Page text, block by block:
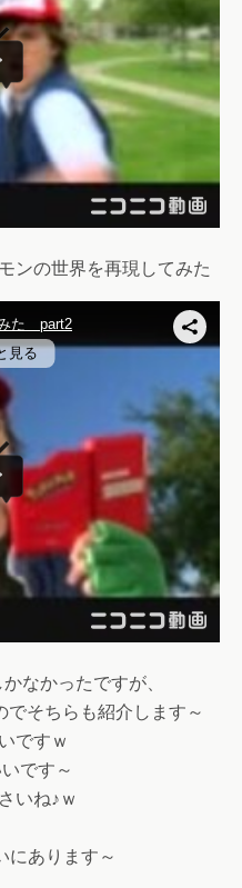
ンの世界を再現してみた
なかったですが、
でそちらも紹介します～
ですｗ
です～
いね♪ｗ
にあります～